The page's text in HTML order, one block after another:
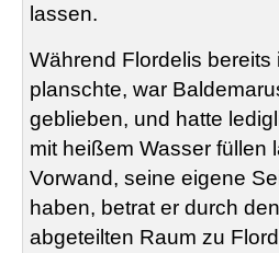
lassen.
Während Flordelis bereits
planschte, war
geblieben, und hatte
mit heißem Wasser füllen
Vorwand, seine eigene
haben, betrat er durch
abgeteilten Raum zu